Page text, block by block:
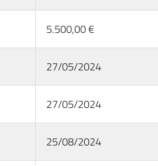
5.500,00 €
27/05/2024
27/05/2024
25/08/2024